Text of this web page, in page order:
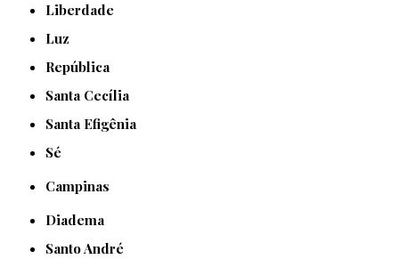
Liberdade
Luz
República
Santa Cecília
Santa Efigênia
Sé
Campinas
Diadema
Santo André